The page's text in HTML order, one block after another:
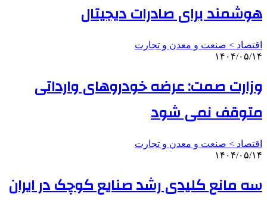
هوشمند برای صادرات دیجیتال
اقتصاد > صنعت و معدن و تجارت
۱۴۰۴/۰۵/۱۴
وزارت صمت: عرضه خودروهای وارداتی
متوقف نمی شود
اقتصاد > صنعت و معدن و تجارت
۱۴۰۴/۰۵/۱۴
سه مانع کلیدی رشد صنایع کوچک در ایران